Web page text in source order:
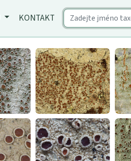
KONTAKT